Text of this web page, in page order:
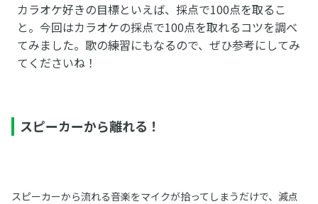
カラオケ好きの目標といえば、採点で100点を取るこ
と。今回はカラオケの採点で100点を取れるコツを調べ
てみました。歌の練習にもなるので、ぜひ参考にしてみ
てくださいね！
スピーカーから離れる！
スピーカーから流れる音楽をマイクが拾ってしまうだけで、減点